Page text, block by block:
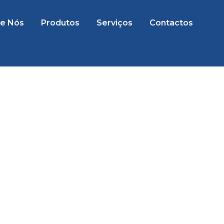
Nós Produtos Serviços Contactos